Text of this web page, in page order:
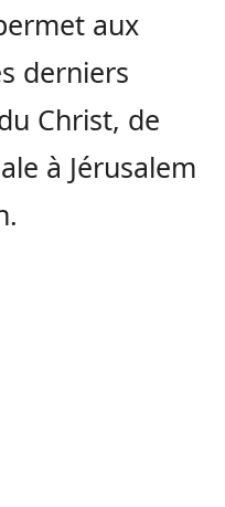
aux
derniers
Christ, de
à Jérusalem